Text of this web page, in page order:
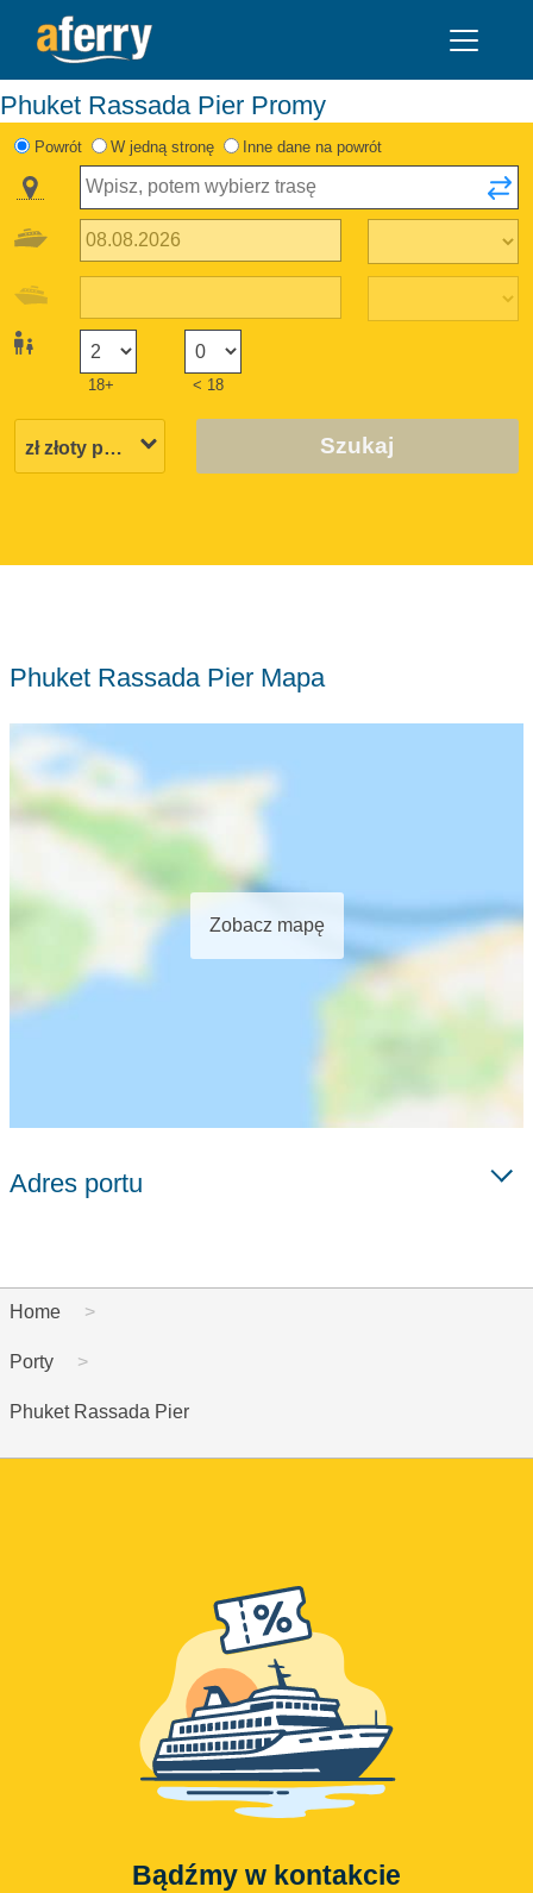
Phuket Rassada Pier Promy
Powrót W jedną stronę Inne dane na powrót
18+ < 18
Szukaj
Phuket Rassada Pier Mapa
Zobacz mapę
Adres portu
Home
Porty
Phuket Rassada Pier
Bądźmy w kontakcie